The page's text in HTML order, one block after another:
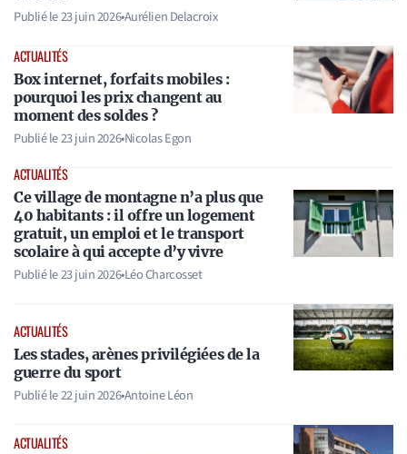
Publié le23 juin 2026•Aurélien Delacroix
ACTUALITÉS
Box internet, forfaits mobiles :
pourquoi les prix changent au
moment des soldes ?
Publié le23 juin 2026•Nicolas Egon
ACTUALITÉS
Ce village de montagne n’a plus que
40 habitants : il offre un logement
gratuit, un emploi et le transport
scolaire à qui accepte d’y vivre
Publié le23 juin 2026•Léo Charcosset
ACTUALITÉS
Les stades, arènes privilégiées de la
guerre du sport
Publié le22 juin 2026•Antoine Léon
ACTUALITÉS